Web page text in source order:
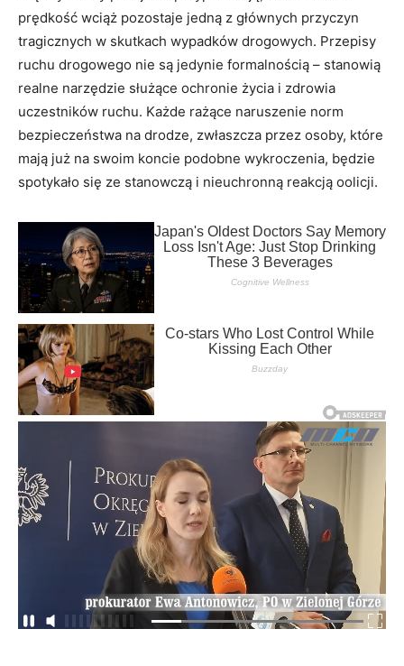
prędkość wciąż pozostaje jedną z głównych przyczyn
tragicznych w skutkach wypadków drogowych. Przepisy
ruchu drogowego nie są jedynie formalnością – stanowią
realne narzędzie służące ochronie życia i zdrowia
uczestników ruchu. Każde rażące naruszenie norm
bezpieczeństwa na drodze, zwłaszcza przez osoby, które
mają już na swoim koncie podobne wykroczenia, będzie
spotykało się ze stanowczą i nieuchronną reakcją oolicji.